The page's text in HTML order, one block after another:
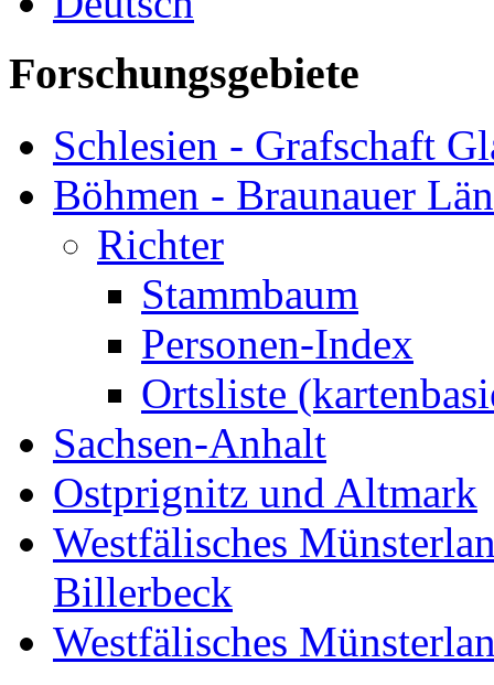
Forschungsgebiete
Schlesien - Grafschaft
Böhmen - Braunauer
Richter
Stammbaum
Personen-Index
Ortsliste
Sachsen-Anhalt
Ostprignitz und Altmark
Westfälisches
Billerbeck
Westfälisches